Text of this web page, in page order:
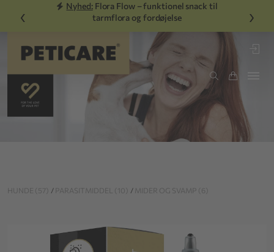
‹
Nyhed:Flora Flow – funktionel snack til
tarmflora og fordøjelse
›
HUNDE (57) / PARASITMIDDEL (10) / MIDER OG SVAMP (6)